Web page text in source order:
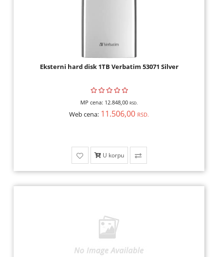
Eksterni hard disk 1TB Verbatim 53071 Silver
MP cena: 12.848,00 RSD.
Web cena: 11.506,00 RSD.
U korpu